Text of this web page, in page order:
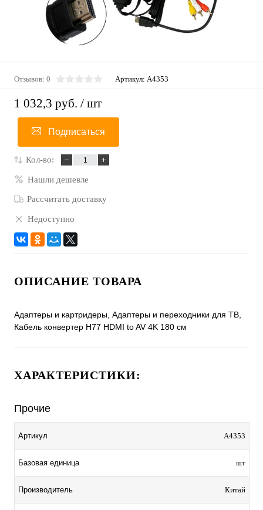
Отзывов: 0 Артикул: A4353
1 032,3 руб. / шт
Подписаться
Кол-во:
Нашли дешевле
Рассчитать доставку
Недоступно
ОПИСАНИЕ ТОВАРА
Адаптеры и картридеры, Адаптеры и переходники для ТВ,
Кабель конвертер H77 HDMI to AV 4K 180 см
ХАРАКТЕРИСТИКИ:
Прочие
Артикул A4353
Базовая единица шт
Производитель Китай